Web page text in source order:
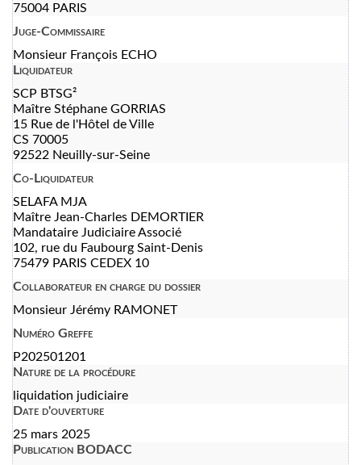
75004 PARIS
Juge-Commissaire
Monsieur François ECHO
Liquidateur
SCP BTSG²
Maître Stéphane GORRIAS
15 Rue de l'Hôtel de Ville
CS 70005
92522 Neuilly-sur-Seine
Co-Liquidateur
SELAFA MJA
Maître Jean-Charles DEMORTIER
Mandataire Judiciaire Associé
102, rue du Faubourg Saint-Denis
75479 PARIS CEDEX 10
Collaborateur en charge du dossier
Monsieur Jérémy RAMONET
Numéro Greffe
P202501201
Nature de la procédure
liquidation judiciaire
Date d'ouverture
25 mars 2025
Publication BODACC